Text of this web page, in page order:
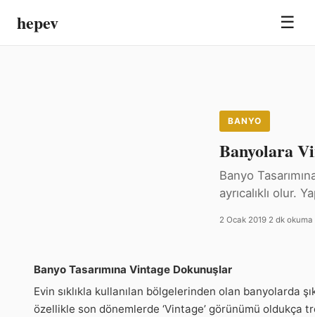
hepev ☰
BANYO
Banyolara
Banyo
ayrıcalıklı olur.
2 Ocak 2019 2 dk okuma
Banyo Tasarımına Vintage Dokunuşlar
Evin sıklıkla kullanılan bölgelerinden olan banyolarda
özellikle son dönemlerde ‘Vintage’ görünümü oldukça